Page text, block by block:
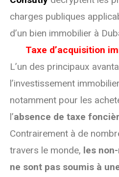
charges publiques
d’un bien immobilier à
Taxe d’acquisition
L’un des principaux
l’investissement
notamment pour les
l’absence de taxe
Contrairement à de
travers le monde, les
ne sont pas soumis à